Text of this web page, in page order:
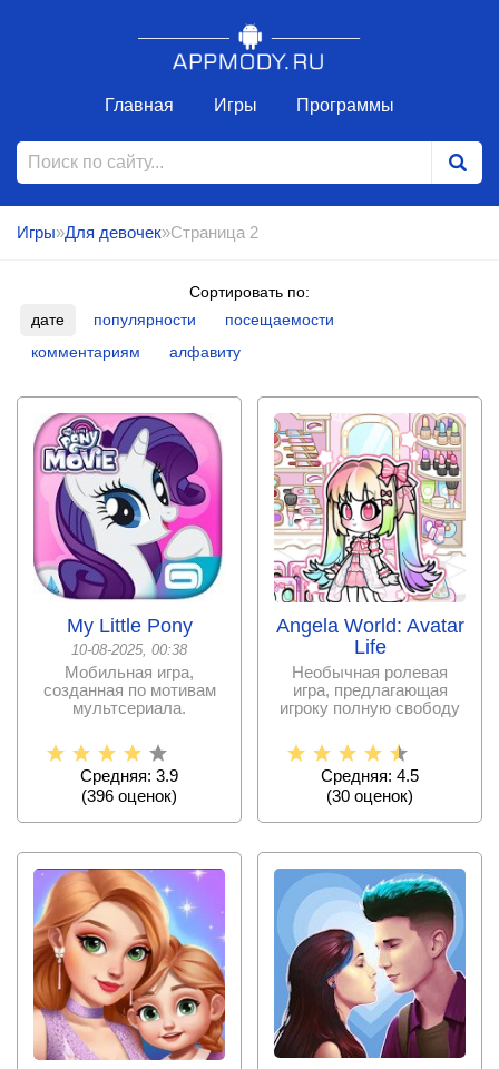
Главная Игры Программы
Игры»Для девочек»Страница 2
Сортировать по:
дате
популярности
посещаемости
комментариям
алфавиту
My Little Pony
10-08-2025, 00:38
Мобильная игра,
созданная по мотивам
мультсериала.
Средняя: 3.9
(396 оценок)
Angela World: Avatar
Life
Необычная ролевая
игра, предлагающая
игроку полную свободу
Средняя: 4.5
(30 оценок)